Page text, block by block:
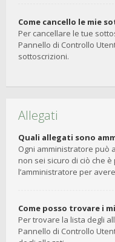
Come cancello le mie
Per cancellare le tue
Pannello di Controllo
sottoscrizioni.
Allegati
Quali allegati sono
Ogni amministratore può
non sei sicuro di ciò che
l’amministratore per
Come posso trovare i
Per trovare la lista degli
Pannello di Controllo